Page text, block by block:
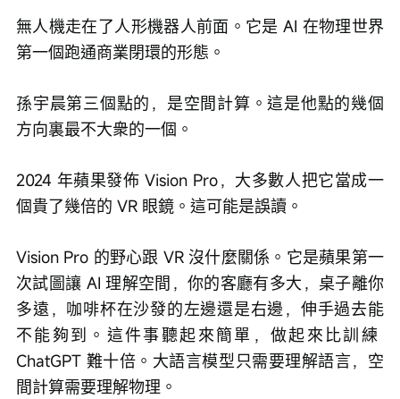
無人機走在了人形機器人前面。它是 AI 在物理世界
第一個跑通商業閉環的形態。
孫宇晨第三個點的，是空間計算。這是他點的幾個
方向裏最不大衆的一個。
2024 年蘋果發佈 Vision Pro，大多數人把它當成一
個貴了幾倍的 VR 眼鏡。這可能是誤讀。
Vision Pro 的野心跟 VR 沒什麼關係。它是蘋果第一
次試圖讓 AI 理解空間，你的客廳有多大，桌子離你
多遠，咖啡杯在沙發的左邊還是右邊，伸手過去能
不能夠到。這件事聽起來簡單，做起來比訓練
ChatGPT 難十倍。大語言模型只需要理解語言，空
間計算需要理解物理。